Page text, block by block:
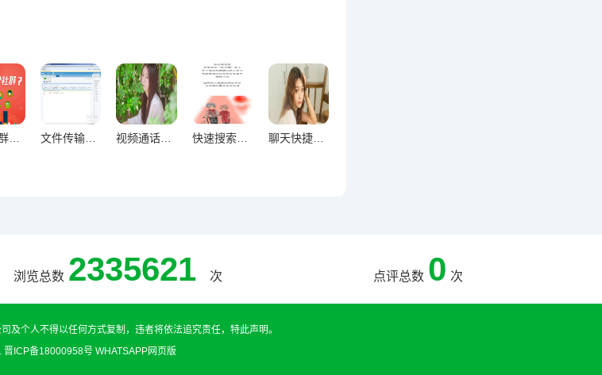
文件传输加速终极指南，资料分享高效无阻的技巧解析 聊天快捷操作全掌握，高效沟通终极指南
浏览总数 2335621 次 点评总数 0 次
及个人不得以任何方式复制，违者将依法追究责任，特此声明。
. 晋ICP备18000958号 WHATSAPP网页版